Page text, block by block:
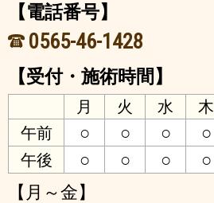
【電話番号】
0565-46-1428
【受付・施術時間】
月 火 水 木
午前
○ ○ ○ ○
午後 ○ ○ ○ ○
【月～金】